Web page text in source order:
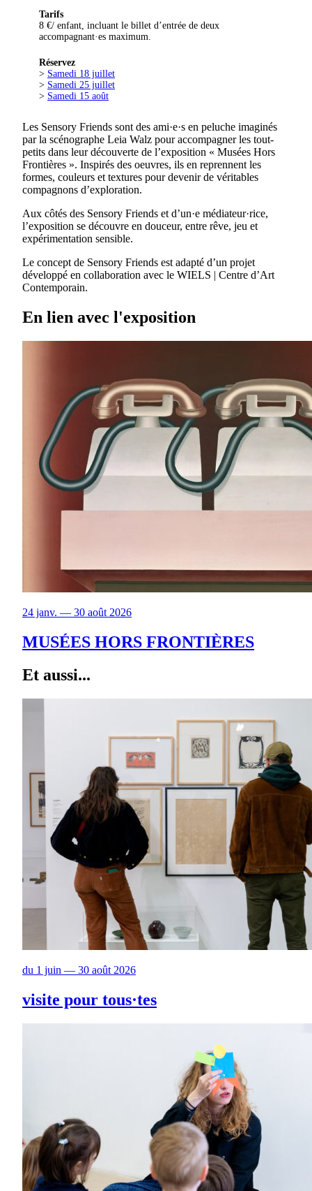
Tarifs
8 €/ enfant, incluant le billet d’entrée de deux
accompagnant·es maximum.
Réservez
> Samedi 18 juillet
> Samedi 25 juillet
> Samedi 15 août
Les Sensory Friends sont des ami·e·s en peluche imaginés
par la scénographe Leia Walz pour accompagner les tout-
petits dans leur découverte de l’exposition « Musées Hors
Frontières ». Inspirés des oeuvres, ils en reprennent les
formes, couleurs et textures pour devenir de véritables
compagnons d’exploration.
Aux côtés des Sensory Friends et d’un·e médiateur·rice,
l’exposition se découvre en douceur, entre rêve, jeu et
expérimentation sensible.
Le concept de Sensory Friends est adapté d’un projet
développé en collaboration avec le WIELS | Centre d’Art
Contemporain.
En lien avec l'exposition
24 janv. — 30 août 2026
MUSÉES HORS FRONTIÈRES
Et aussi...
du 1 juin — 30 août 2026
visite pour tous·tes